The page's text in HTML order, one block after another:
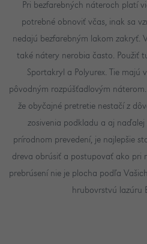
Pri bezfarebných náteroch platí
potrebné obnoviť včas, inak sa
nedajú bezfarebným lakom zakryť.
také nátery nerobia často. Použiť
Sportakryl a Polyurex. Tie
pôvodným rozpúšťadlovým
že obyčajné pretretie nestačí z
zosivenia podkladu a aj
prírodnom prevedení, je najlepšie
dreva obrúsiť a postupovať ako pri
prebrúsení nie je plocha podľa
hrubovrstvú lazúru